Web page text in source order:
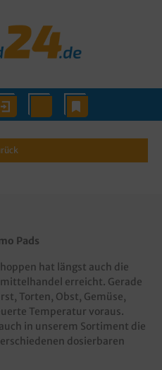
Pads
hat längst auch die
erreicht. Gerade
Torten, Obst, Gemüse,
Temperatur voraus.
in unserem Sortiment die
dosierbaren